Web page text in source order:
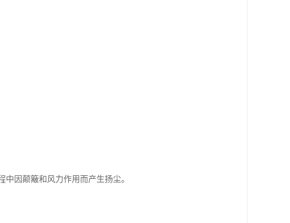
因颠簸和风力作用而产生扬尘。